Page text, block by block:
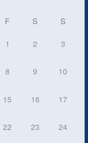
F S S
1 2 3
8 9 10
15 16 17
22 23 24